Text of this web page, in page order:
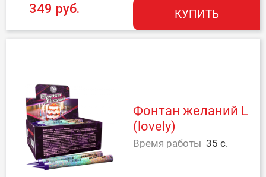
349 руб. КУПИТЬ
Фонтан желаний L
(lovely)
Время работы 35 с.